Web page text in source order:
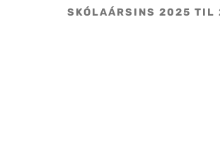
SKÓLAÁRSINS 2025 TIL